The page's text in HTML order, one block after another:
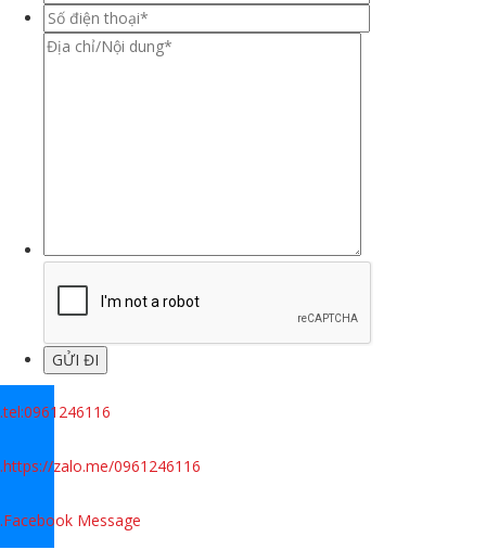
.tel:0961246116
.https://zalo.me/0961246116
.Facebook Message